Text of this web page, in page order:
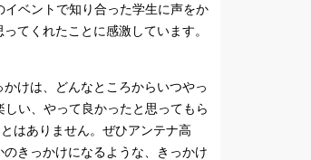
ベントで知り合った学生に声をか
てくれたことに感激しています。
けは、どんなところからいつやっ
い、やって良かったと思ってもら
はありません。ぜひアンテナ高
きっかけになるような、きっかけ